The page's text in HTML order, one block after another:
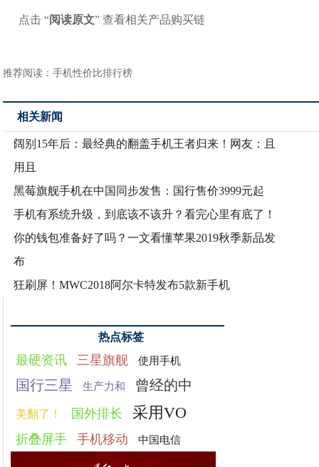
点击 “阅读原文” 查看相关产品购买链
推荐阅读：手机性价比排行榜
相关新闻
阔别15年后：最经典的翻盖手机王者归来！网友：且
用且
黑莓旗舰手机在中国同步发售：国行售价3999元起
手机有系统升级，到底该不该升？看完心里有底了！
你的钱包准备好了吗？一文看懂苹果2019秋季新品发
布
狂刷屏！MWC2018阿尔卡特发布5款新手机
热点标签
最硬资讯 三星旗舰 使用手机
国行三星 生产力和 曾经的中
美翻了！ 国外排长 采用VO
折叠屏手 手机移动 中国电信